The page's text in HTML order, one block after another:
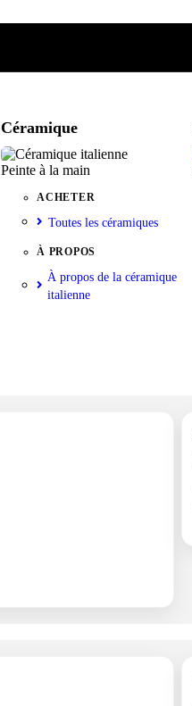
Céramique
Peinte à la main
ACHETER
Toutes les céramiques
À PROPOS
À propos de la céramique
italienne